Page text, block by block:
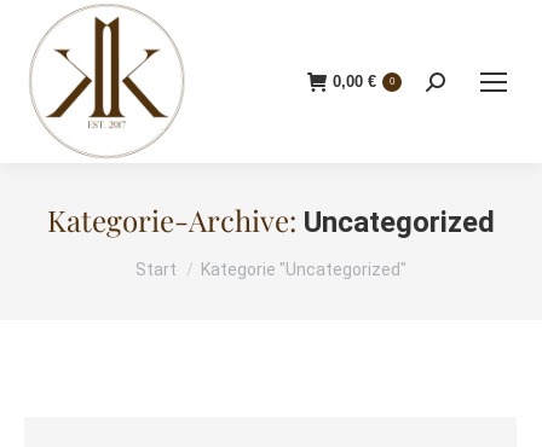
0,00 € 0 Search:
Kategorie-Archive: Uncategorized
Sie befinden sich hier:
Start Kategorie "Uncategorized"